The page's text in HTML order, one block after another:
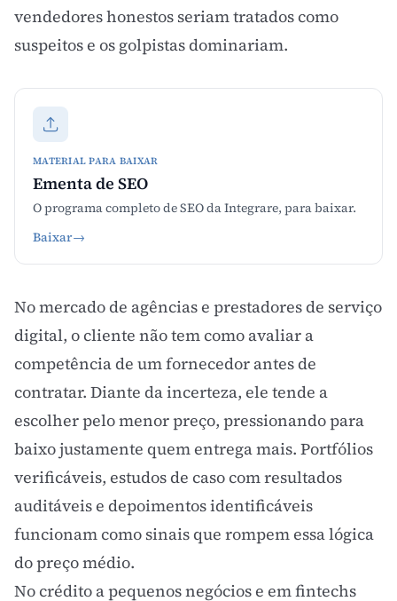
vendedores honestos seriam tratados como
suspeitos e os golpistas dominariam.
MATERIAL PARA BAIXAR
Ementa de SEO
O programa completo de SEO da Integrare, para baixar.
Baixar→
No mercado de agências e prestadores de serviço
digital, o cliente não tem como avaliar a
competência de um fornecedor antes de
contratar. Diante da incerteza, ele tende a
escolher pelo menor preço, pressionando para
baixo justamente quem entrega mais. Portfólios
verificáveis, estudos de caso com resultados
auditáveis e depoimentos identificáveis
funcionam como sinais que rompem essa lógica
do preço médio.
No crédito a pequenos negócios e em fintechs